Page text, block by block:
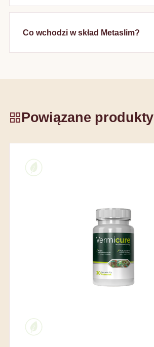
Co wchodzi w skład Metaslim?
Powiązane produkty